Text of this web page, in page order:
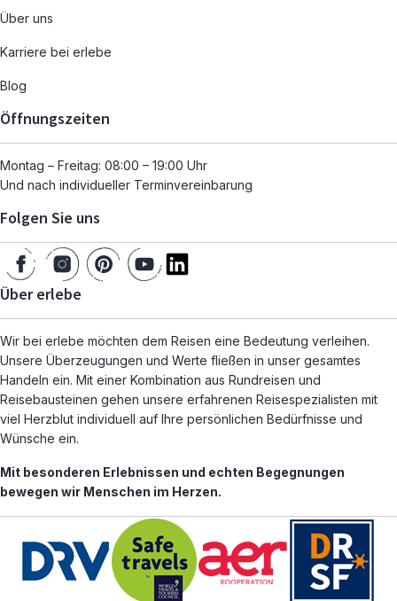
Über uns
Karriere bei erlebe
Blog
Öffnungszeiten
Montag – Freitag: 08:00 – 19:00 Uhr
Und nach individueller Terminvereinbarung
Folgen Sie uns
Über erlebe
Wir bei erlebe möchten dem Reisen eine Bedeutung verleihen.
Unsere Überzeugungen und Werte fließen in unser gesamtes
Handeln ein. Mit einer Kombination aus Rundreisen und
Reisebausteinen gehen unsere erfahrenen Reisespezialisten mit
viel Herzblut individuell auf Ihre persönlichen Bedürfnisse und
Wünsche ein.
Mit besonderen Erlebnissen und echten Begegnungen
bewegen wir Menschen im Herzen.